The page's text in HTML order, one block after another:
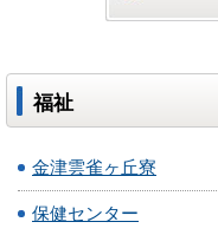
福祉
金津雲雀ヶ丘寮
保健センター